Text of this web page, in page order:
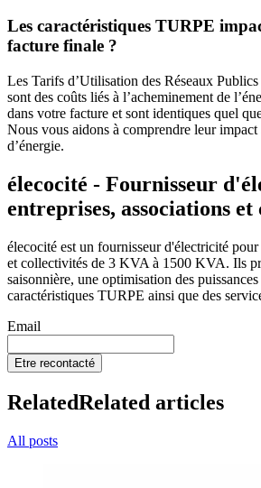
Les caractéristiques TURPE
facture finale ?
Les Tarifs d’Utilisation des Réseaux
sont des coûts liés à l’acheminement de
dans votre facture et sont identiques quel
Nous vous aidons à comprendre leur
d’énergie.
élecocité - Fournisseur
entreprises, associations
élecocité est un fournisseur d'électricité
et collectivités de 3 KVA à 1500 KVA. Ils
saisonnière, une optimisation des
caractéristiques TURPE ainsi que des
Email
Etre recontacté
RelatedRelated articles
All posts